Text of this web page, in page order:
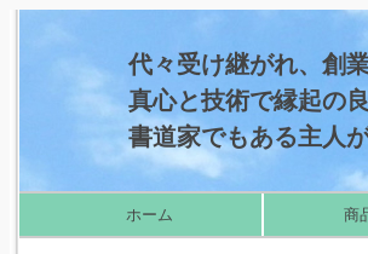
代々受け継がれ、創
真心と技術で縁起の
書道家でもある主人
ホーム 商